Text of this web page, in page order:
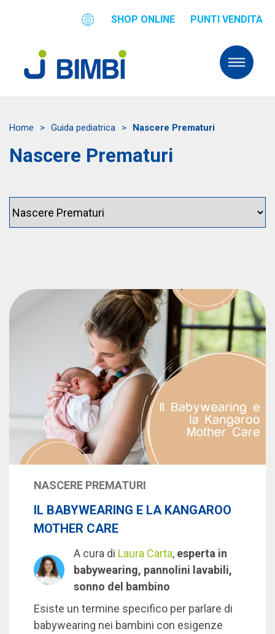
SHOP ONLINE PUNTI VENDITA
Home > Guida pediatrica > Nascere Prematuri
Nascere Prematuri
NASCERE PREMATURI
IL BABYWEARING E LA KANGAROO
MOTHER CARE
A cura di Laura Carta, esperta in
babywearing, pannolini lavabili,
sonno del bambino
Esiste un termine specifico per parlare di
babywearing nei bambini con esigenze